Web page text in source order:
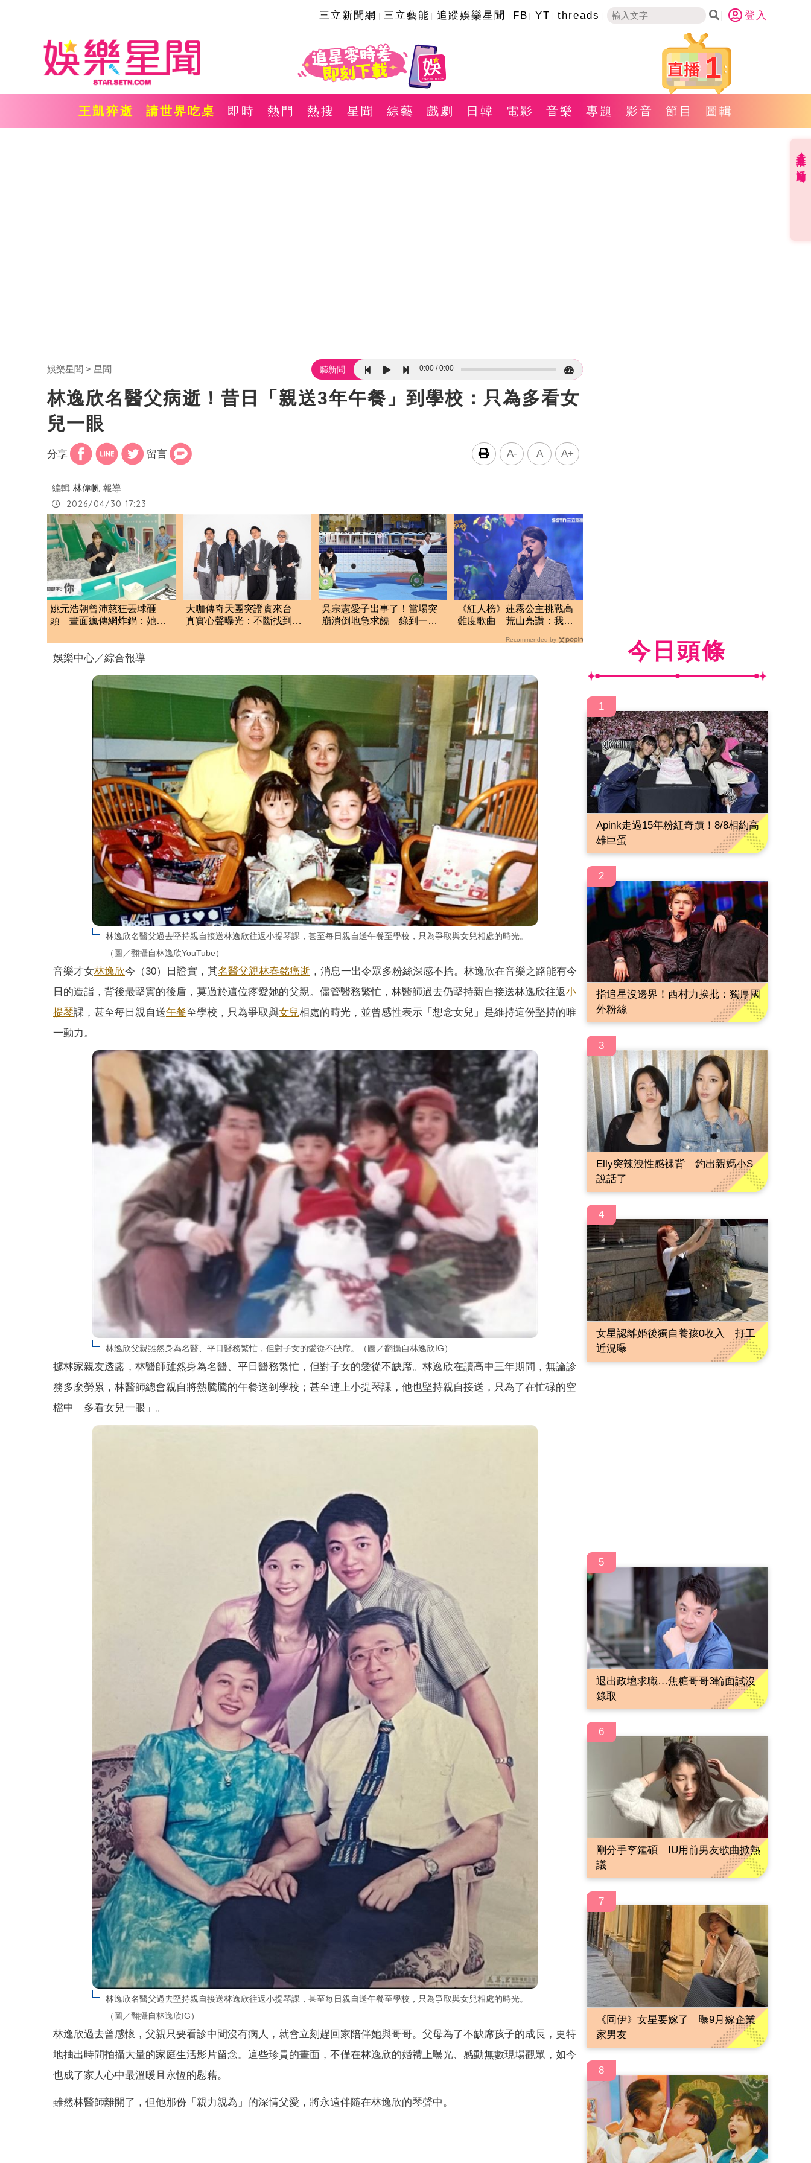
三立新聞網 三立藝能 追蹤娛樂星聞 FB YT threads 登入
1
王凱猝逝 請世界吃桌 即時 熱門 熱搜 星聞 綜藝 戲劇 日韓 電影 音樂 專題 影音 節目 圖輯
娛樂星聞 星聞 聽新聞 0:00 0:00
林逸欣名醫父病逝！昔日「親送3年午餐」到學校：只為多看女
兒一眼
分享 留言 A- A A+
編輯 林偉帆 報導
2026/04/30 17:23
姚元浩朝曾沛慈狂丟球砸
頭 畫面瘋傳網炸鍋：她表
大咖傳奇天團突證實來台
真實心聲曝光：不斷找到新
吳宗憲愛子出事了！當場突
崩潰倒地急求饒 錄到一半
《紅人榜》蓮霧公主挑戰高
難度歌曲 荒山亮讚：我完
Recommended by
娛樂中心／綜合報導
林逸欣名醫父過去堅持親自接送林逸欣往返小提琴課，甚至每日親自送午餐至學校，只為爭取與女兒相處的時光。
（圖／翻攝自林逸欣YouTube）
音樂才女林逸欣今（30）日證實，其名醫父親林春銘癌逝 ，消息一出令眾多粉絲深感不捨。林逸欣在音樂之路能有今
日的造詣，背後最堅實的後盾，莫過於這位疼愛她的父親。儘管醫務繁忙，林醫師過去仍堅持親自接送林逸欣往返小
提琴課，甚至每日親自送午餐至學校，只為爭取與女兒相處的時光，並曾感性表示「想念女兒」是維持這份堅持的唯
一動力。
林逸欣父親雖然身為名醫、平日醫務繁忙，但對子女的愛從不缺席。（圖／翻攝自林逸欣IG）
據林家親友透露，林醫師雖然身為名醫、平日醫務繁忙，但對子女的愛從不缺席。林逸欣在讀高中三年期間，無論診
務多麼勞累，林醫師總會親自將熱騰騰的午餐送到學校；甚至連上小提琴課，他也堅持親自接送，只為了在忙碌的空
檔中「多看女兒一眼」。
林逸欣名醫父過去堅持親自接送林逸欣往返小提琴課，甚至每日親自送午餐至學校，只為爭取與女兒相處的時光。
（圖／翻攝自林逸欣IG）
林逸欣過去曾感懷，父親只要看診中間沒有病人，就會立刻趕回家陪伴她與哥哥。父母為了不缺席孩子的成長，更特
地抽出時間拍攝大量的家庭生活影片留念。這些珍貴的畫面，不僅在林逸欣的婚禮上曝光、感動無數現場觀眾，如今
也成了家人心中最溫暖且永恆的慰藉。
雖然林醫師離開了，但他那份「親力親為」的深情父愛，將永遠伴隨在林逸欣的琴聲中。
今日頭條
1
Apink走過15年粉紅奇蹟！8/8相約高
雄巨蛋
2
指追星沒邊界！西村力挨批：獨厚國
外粉絲
3
Elly突辣洩性感裸背 釣出親媽小S
說話了
4
女星認離婚後獨自養孩0收入 打工
近況曝
5
退出政壇求職…焦糖哥哥3輪面試沒
錄取
6
剛分手李鍾碩 IU用前男友歌曲掀熱
議
7
《同伊》女星要嫁了 曝9月嫁企業
家男友
8
直播✦活動